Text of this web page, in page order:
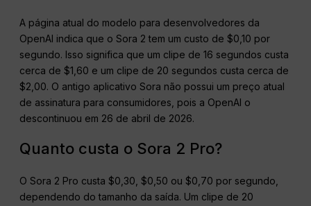
A página atual do modelo para desenvolvedores da
OpenAI indica que o Sora 2 tem um custo de $0,10 por
segundo. Isso significa que um clipe de 16 segundos custa
cerca de $1,60 e um clipe de 20 segundos custa cerca de
$2,00. O antigo aplicativo Sora não possui um preço atual
de assinatura para consumidores, pois a OpenAI o
descontinuou em 26 de abril de 2026.
Quanto custa o Sora 2 Pro?
O Sora 2 Pro custa $0,30, $0,50 ou $0,70 por segundo,
dependendo do tamanho da saída. Um clipe de 20